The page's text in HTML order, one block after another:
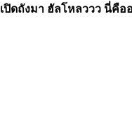
เปิดถังมา ฮัลโหลววว นี่คือ